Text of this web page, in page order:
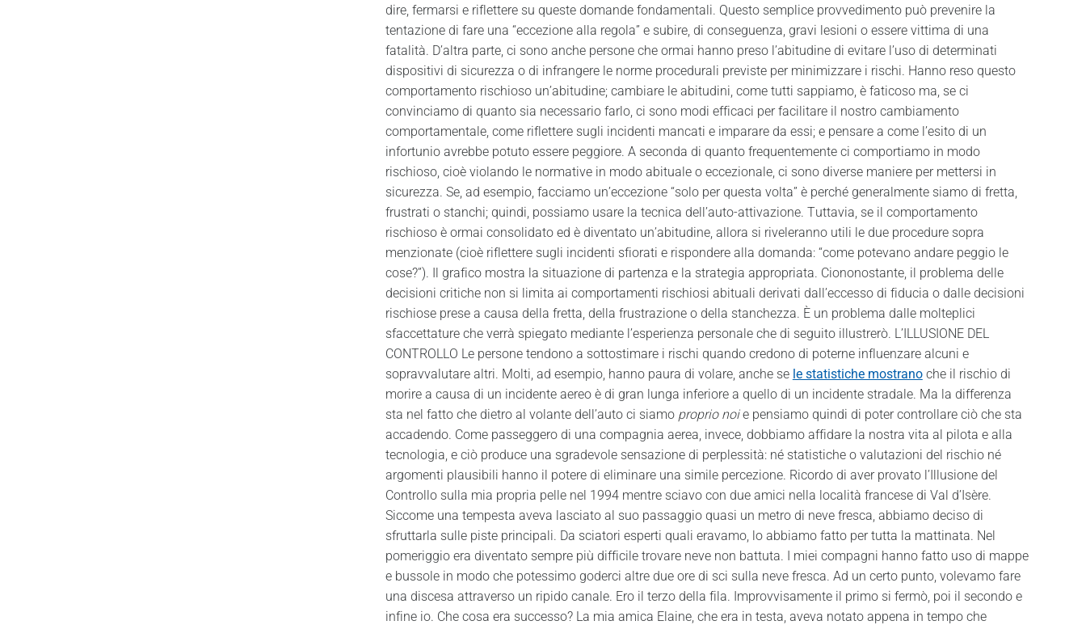
dire, fermarsi e riflettere su queste domande fondamentali. Questo semplice provvedimento può prevenire la
tentazione di fare una “eccezione alla regola” e subire, di conseguenza, gravi lesioni o essere vittima di una
fatalità. D’altra parte, ci sono anche persone che ormai hanno preso l’abitudine di evitare l’uso di determinati
dispositivi di sicurezza o di infrangere le norme procedurali previste per minimizzare i rischi. Hanno reso questo
comportamento rischioso un’abitudine; cambiare le abitudini, come tutti sappiamo, è faticoso ma, se ci
convinciamo di quanto sia necessario farlo, ci sono modi efficaci per facilitare il nostro cambiamento
comportamentale, come riflettere sugli incidenti mancati e imparare da essi; e pensare a come l’esito di un
infortunio avrebbe potuto essere peggiore. A seconda di quanto frequentemente ci comportiamo in modo
rischioso, cioè violando le normative in modo abituale o eccezionale, ci sono diverse maniere per mettersi in
sicurezza. Se, ad esempio, facciamo un’eccezione “solo per questa volta” è perché generalmente siamo di fretta,
frustrati o stanchi; quindi, possiamo usare la tecnica dell’auto-attivazione. Tuttavia, se il comportamento
rischioso è ormai consolidato ed è diventato un’abitudine, allora si riveleranno utili le due procedure sopra
menzionate (cioè riflettere sugli incidenti sfiorati e rispondere alla domanda: “come potevano andare peggio le
cose?”). Il grafico mostra la situazione di partenza e la strategia appropriata. Ciononostante, il problema delle
decisioni critiche non si limita ai comportamenti rischiosi abituali derivati dall’eccesso di fiducia o dalle decisioni
rischiose prese a causa della fretta, della frustrazione o della stanchezza. È un problema dalle molteplici
sfaccettature che verrà spiegato mediante l’esperienza personale che di seguito illustrerò. L’ILLUSIONE DEL
CONTROLLO Le persone tendono a sottostimare i rischi quando credono di poterne influenzare alcuni e
sopravvalutare altri. Molti, ad esempio, hanno paura di volare, anche se le statistiche mostranoche il rischio di
morire a causa di un incidente aereo è di gran lunga inferiore a quello di un incidente stradale. Ma la differenza
sta nel fatto che dietro al volante dell’auto ci siamo proprio noie pensiamo quindi di poter controllare ciò che sta
accadendo. Come passeggero di una compagnia aerea, invece, dobbiamo affidare la nostra vita al pilota e alla
tecnologia, e ciò produce una sgradevole sensazione di perplessità: né statistiche o valutazioni del rischio né
argomenti plausibili hanno il potere di eliminare una simile percezione. Ricordo di aver provato l’Illusione del
Controllo sulla mia propria pelle nel 1994 mentre sciavo con due amici nella località francese di Val d’Isère.
Siccome una tempesta aveva lasciato al suo passaggio quasi un metro di neve fresca, abbiamo deciso di
sfruttarla sulle piste principali. Da sciatori esperti quali eravamo, lo abbiamo fatto per tutta la mattinata. Nel
pomeriggio era diventato sempre più difficile trovare neve non battuta. I miei compagni hanno fatto uso di mappe
e bussole in modo che potessimo goderci altre due ore di sci sulla neve fresca. Ad un certo punto, volevamo fare
una discesa attraverso un ripido canale. Ero il terzo della fila. Improvvisamente il primo si fermò, poi il secondo e
infine io. Che cosa era successo? La mia amica Elaine, che era in testa, aveva notato appena in tempo che